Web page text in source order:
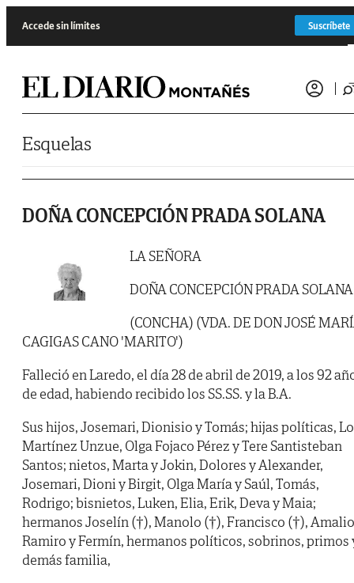
Accede sin límites Suscríbete
Esquelas
DOÑA CONCEPCIÓN PRADA SOLANA
LA SEÑORA
DOÑA CONCEPCIÓN PRADA SOLANA
(CONCHA) (VDA. DE DON JOSÉ
CAGIGAS CANO 'MARITO')
Falleció en Laredo, el día 28 de abril de 2019, a los 92
de edad, habiendo recibido los SS.SS. y la B.A.
Sus hijos, Josemari, Dionisio y Tomás; hijas políticas,
Martínez Unzue, Olga Fojaco Pérez y Tere Santisteban
Santos; nietos, Marta y Jokin, Dolores y Alexander,
Josemari, Dioni y Birgit, Olga María y Saúl, Tomás,
Rodrigo; bisnietos, Luken, Elia, Erik, Deva y Maia;
hermanos Joselín (†), Manolo (†), Francisco (†),
Ramiro y Fermín, hermanos políticos, sobrinos, primos
demás familia,